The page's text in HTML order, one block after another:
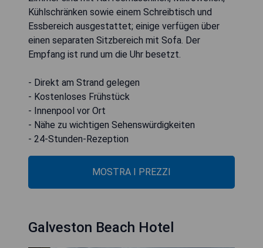
Kühlschränken sowie einem Schreibtisch und
Essbereich ausgestattet; einige verfügen über
einen separaten Sitzbereich mit Sofa. Der
Empfang ist rund um die Uhr besetzt.
- Direkt am Strand gelegen
- Kostenloses Frühstück
- Innenpool vor Ort
- Nähe zu wichtigen Sehenswürdigkeiten
- 24-Stunden-Rezeption
MOSTRA I PREZZI
Galveston Beach Hotel